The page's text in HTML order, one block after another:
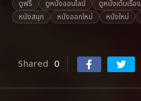
ดูฟรี
ดูหนังออนไลน์ ดูหนังเต็มเรื่อง
หนังสนุก
หนังออกใหม่ หนังใหม่
Shared 0